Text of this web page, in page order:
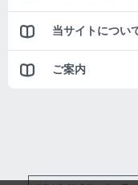
当サイトについ
ご案内